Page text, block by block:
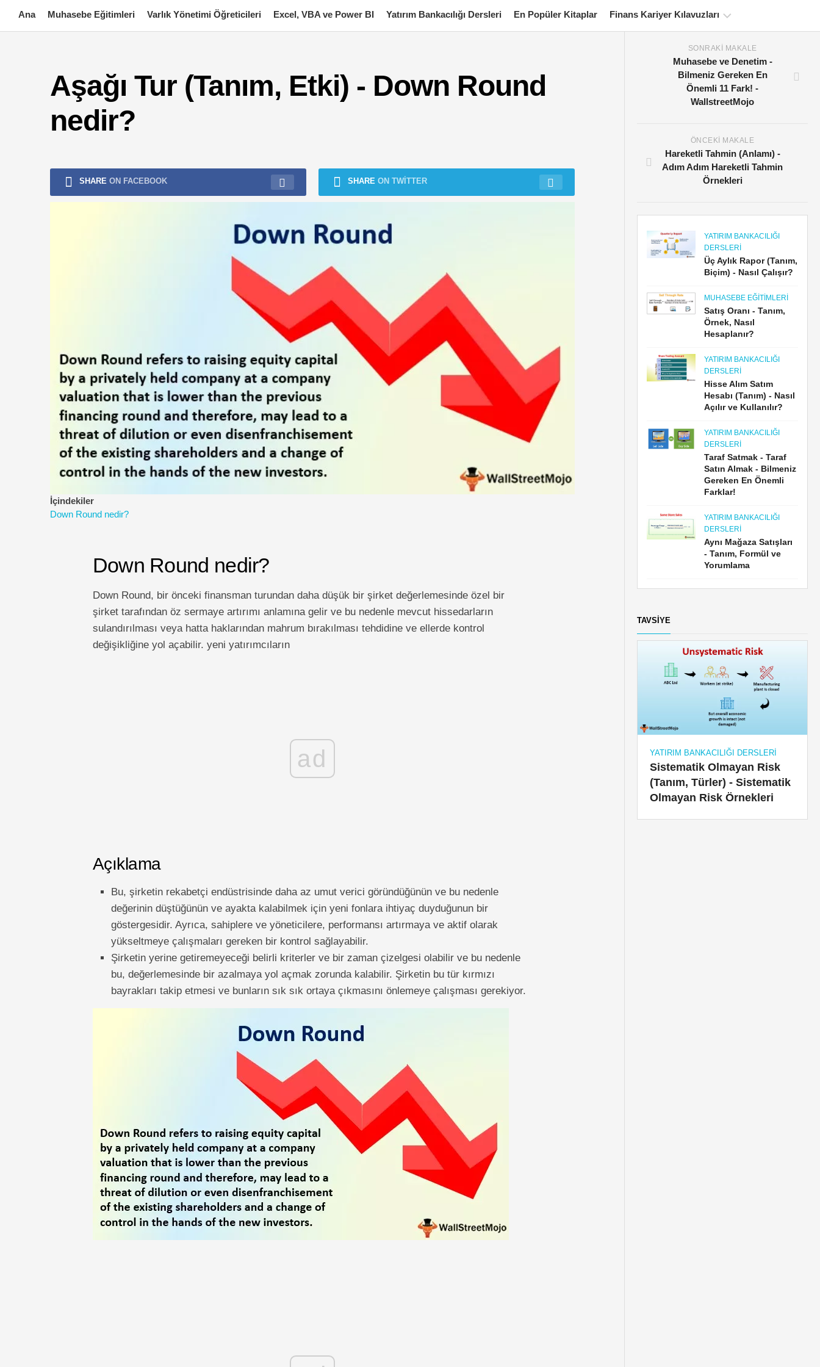
content
Ana Muhasebe Eğitimleri Varlık Yönetimi Öğreticileri Excel, VBA ve Power BI Yatırım Bankacılığı Dersleri En Popüler Kitaplar Finans Kariyer Kılavuzları
Sertifikasyon
Öğreticileri
Aşağı Tur (Tanım, Etki) - Down Round
nedir?
SHARE ON FACEBOOK SHARE ON TWITTER
İçindekiler
Down Round nedir?
Down Round nedir?
Down Round, bir önceki finansman turundan daha düşük bir şirket değerlemesinde özel bir
şirket tarafından öz sermaye artırımı anlamına gelir ve bu nedenle mevcut hissedarların
sulandırılması veya hatta haklarından mahrum bırakılması tehdidine ve ellerde kontrol
değişikliğine yol açabilir. yeni yatırımcıların
ad
Açıklama
Bu, şirketin rekabetçi endüstrisinde daha az umut verici göründüğünün ve bu nedenle
değerinin düştüğünün ve ayakta kalabilmek için yeni fonlara ihtiyaç duyduğunun bir
göstergesidir. Ayrıca, sahiplere ve yöneticilere, performansı artırmaya ve aktif olarak
yükseltmeye çalışmaları gereken bir kontrol sağlayabilir.
Şirketin yerine getiremeyeceği belirli kriterler ve bir zaman çizelgesi olabilir ve bu nedenle
bu, değerlemesinde bir azalmaya yol açmak zorunda kalabilir. Şirketin bu tür kırmızı
bayrakları takip etmesi ve bunların sık sık ortaya çıkmasını önlemeye çalışması gerekiyor.
SONRAKI MAKALE
Muhasebe ve Denetim -
Bilmeniz Gereken En
Önemli 11 Fark! -
WallstreetMojo
ÖNCEKI MAKALE
Hareketli Tahmin (Anlamı) -
Adım Adım Hareketli Tahmin
Örnekleri
YATIRIM BANKACILIĞI
DERSLERI
Üç Aylık Rapor (Tanım,
Biçim) - Nasıl Çalışır?
MUHASEBE EĞITIMLERI
Satış Oranı - Tanım,
Örnek, Nasıl
Hesaplanır?
YATIRIM BANKACILIĞI
DERSLERI
Hisse Alım Satım
Hesabı (Tanım) - Nasıl
Açılır ve Kullanılır?
YATIRIM BANKACILIĞI
DERSLERI
Taraf Satmak - Taraf
Satın Almak - Bilmeniz
Gereken En Önemli
Farklar!
YATIRIM BANKACILIĞI
DERSLERI
Aynı Mağaza Satışları
- Tanım, Formül ve
Yorumlama
TAVSIYE
YATIRIM BANKACILIĞI DERSLERI
Sistematik Olmayan Risk
(Tanım, Türler) - Sistematik
Olmayan Risk Örnekleri